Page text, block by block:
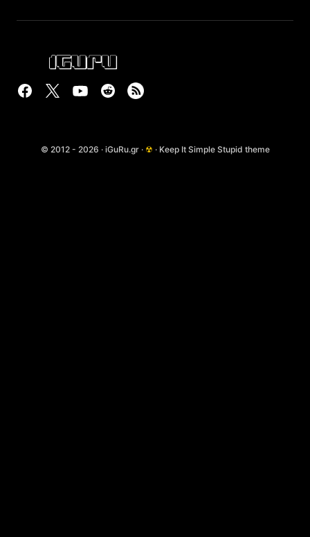
© 2012 - 2026 · iGuRu.gr · ☢ · Keep It Simple Stupid theme